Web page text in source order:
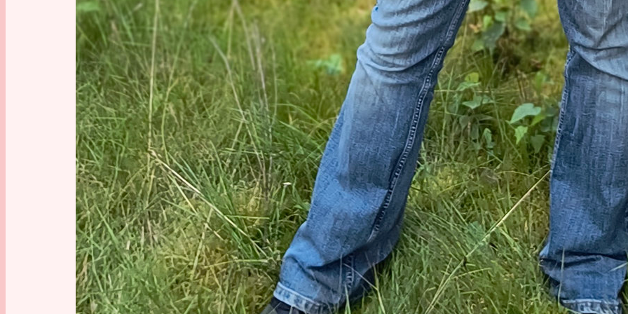
zog sich wieder zurück und brannte die Brücke ab. Nicht
ein Gesocks nach Gallien rüberkommt..